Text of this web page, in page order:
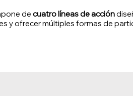
de cuatro líneas de acción
y ofrecer múltiples formas de